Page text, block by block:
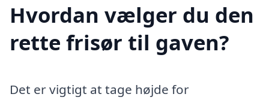
Hvordan vælger du den
rette frisør til gaven?
Det er vigtigt at tage højde for